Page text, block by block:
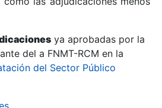
ya aprobadas por la
del a FNMT-RCM en la
del Sector Público